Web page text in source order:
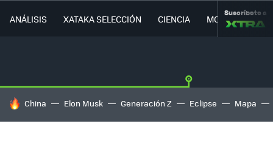
ANÁLISIS XATAKA SELECCIÓN CIENCIA MOVILIDAD
Suscríbete a
HOY SE HABLA DE
China Elon Musk Generación Z Eclipse Mapa